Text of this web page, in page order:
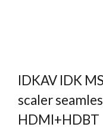
IDKAV IDK
scaler
HDMI+HDBT